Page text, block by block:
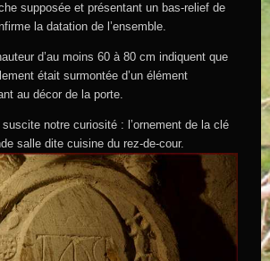
supposée et présentant un bas-relief de
la datation de l’ensemble.
d’au moins 60 à 80 cm indiquent que
était surmontée d’un élément
au décor de la porte.
notre curiosité : l’ornement de la clé
salle dite cuisine du rez-de-cour.